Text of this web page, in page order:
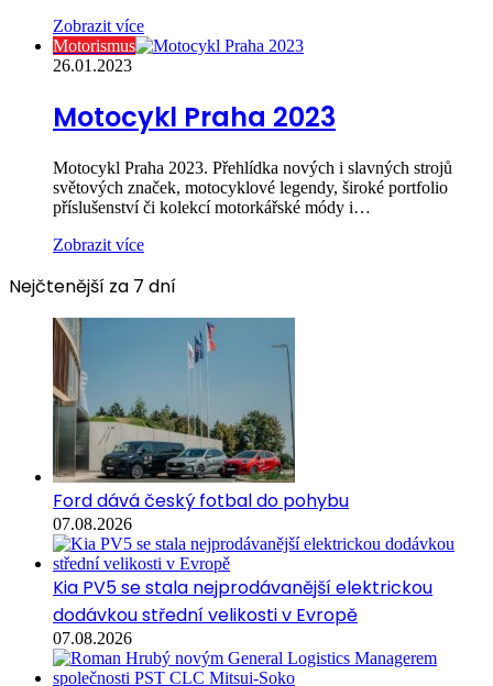
Zobrazit více
Motorismus
26.01.2023
Motocykl Praha 2023
Motocykl Praha 2023. Přehlídka nových i slavných strojů
světových značek, motocyklové legendy, široké portfolio
příslušenství či kolekcí motorkářské módy i…
Zobrazit více
Nejčtenější za 7 dní
Ford dává český fotbal do pohybu
07.08.2026
Kia PV5 se stala nejprodávanější elektrickou
dodávkou střední velikosti v Evropě
07.08.2026